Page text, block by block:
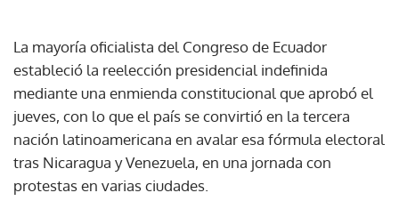
La mayoría oficialista del Congreso de Ecuador
estableció la reelección presidencial indefinida
mediante una enmienda constitucional que aprobó el
jueves, con lo que el país se convirtió en la tercera
nación latinoamericana en avalar esa fórmula electoral
tras Nicaragua y Venezuela, en una jornada con
protestas en varias ciudades.